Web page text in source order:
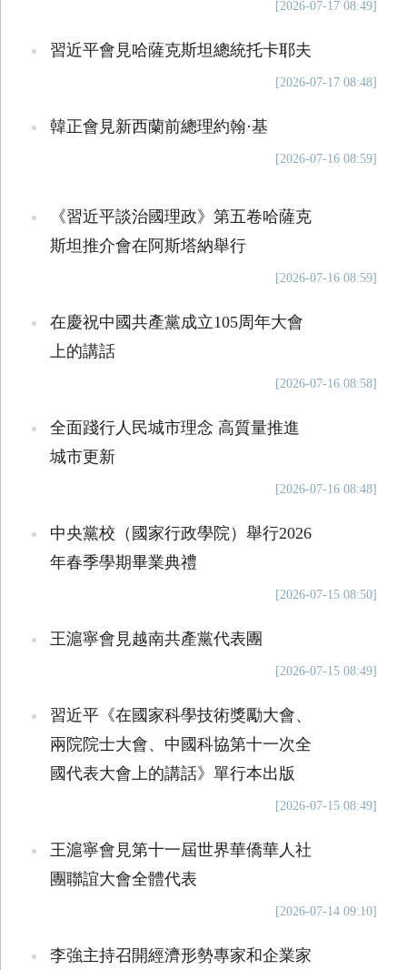
[2026-07-17 08:49]
習近平會見哈薩克斯坦總統托卡耶夫
[2026-07-17 08:48]
韓正會見新西蘭前總理約翰·基
[2026-07-16 08:59]
《習近平談治國理政》第五卷哈薩克
斯坦推介會在阿斯塔納舉行
[2026-07-16 08:59]
在慶祝中國共產黨成立105周年大會
上的講話
[2026-07-16 08:58]
全面踐行人民城市理念 高質量推進
城市更新
[2026-07-16 08:48]
中央黨校（國家行政學院）舉行2026
年春季學期畢業典禮
[2026-07-15 08:50]
王滬寧會見越南共產黨代表團
[2026-07-15 08:49]
習近平《在國家科學技術獎勵大會、
兩院院士大會、中國科協第十一次全
國代表大會上的講話》單行本出版
[2026-07-15 08:49]
王滬寧會見第十一屆世界華僑華人社
團聯誼大會全體代表
[2026-07-14 09:10]
李強主持召開經濟形勢專家和企業家